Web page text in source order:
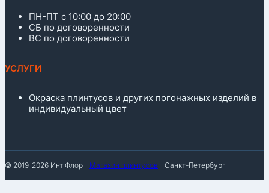
ПН-ПТ с 10:00 до 20:00
СБ по договоренности
ВС по договоренности
УСЛУГИ
Окраска плинтусов и других погонажных изделий в
индивидуальный цвет
© 2019-2026 Инт Флор - Магазин плинтусов - Санкт-Петербург